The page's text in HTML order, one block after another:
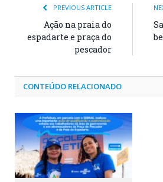
PREVIOUS ARTICLE
Ação na praia do
espadarte e praça do
pescador
CONTEÚDO RELACIONADO